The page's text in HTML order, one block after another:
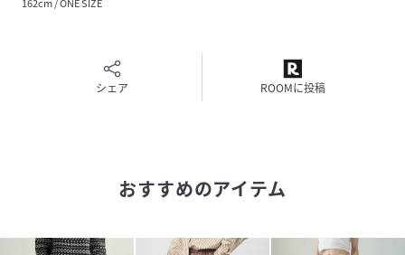
着心地：サラッとした肌触りで、軽い着心地なので歩きやす
-------------------------------------
※汗や雨等の水分や摩擦により、他の衣類に色移りする場合
がありますので、淡色衣類との組み合わせはご注意くださ
※着用、洗濯時のスレで表面が毛羽立ち白っぽくなる場合が
シェア ROOMに投稿
おすすめのアイテム